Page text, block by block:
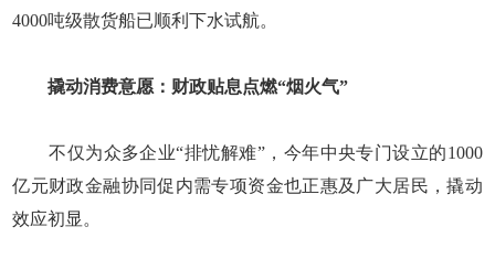
4000吨级散货船已顺利下水试航。
撬动消费意愿：财政贴息点燃“烟火气”
不仅为众多企业“排忧解难”，今年中央专门设立的1000
亿元财政金融协同促内需专项资金也正惠及广大居民，撬动
效应初显。